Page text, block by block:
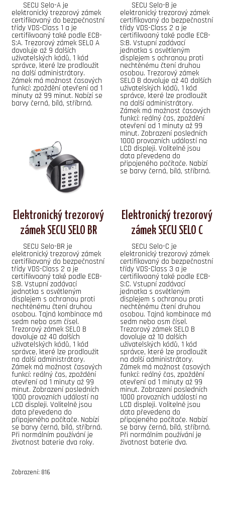
SECU Selo-A je
elektronický trezorový zámek
certifikovaný do bezpečnostní
třídy VDS-Class 1 a je
certifikvoaný také podle ECB-
S:A. Trezorový zámek SELO A
dovoluje až 9 dalších
uživatelských kódů, 1 kód
správce, které lze prodloužit
na další administrátory.
Zámek má možnost časových
funkcí: zpoždění otevření od 1
minuty až 99 minut. Nabízí se
barvy černá, bílá, stříbrná.
SECU Selo-B je
elektronický trezorový zámek
certifikovaný do bezpečnostní
třídy VDS-Class 2 a je
certifikvoaný také podle ECB-
S:B. Vstupní zadávací
jednotka s osvětleným
displejem s ochranou proti
nechtěnému čtení druhou
osobou. Trezorový zámek
SELO B dovoluje až 40 dalších
uživatelských kódů, 1 kód
správce, které lze prodloužit
na další administrátory.
Zámek má možnost časových
funkcí: reálný čas, zpoždění
otevření od 1 minuty až 99
minut. Zobrazení posledních
1000 provozních událostí na
LCD displeji. Volitelně jsou
data převedena do
připojeného počítače. Nabízí
se barvy černá, bílá, stříbrná.
Elektronický trezorový
zámek SECU SELO BR
SECU Selo-BR je
elektronický trezorový zámek
certifikovaný do bezpečnostní
třídy VDS-Class 2 a je
certifikvoaný také podle ECB-
S:B. Vstupní zadávací
jednotka s osvětleným
displejem s ochranou proti
nechtěnému čtení druhou
osobou. Tajná kombinace má
sedm nebo osm čísel.
Trezorový zámek SELO B
dovoluje až 40 dalších
uživatelských kódů, 1 kód
správce, které lze prodloužit
na další administrátory.
Zámek má možnost časových
funkcí: reálný čas, zpoždění
otevření od 1 minuty až 99
minut. Zobrazení posledních
1000 provozních událostí na
LCD displeji. Volitelně jsou
data převedena do
připojeného počítače. Nabízí
se barvy černá, bílá, stříbrná.
Při normálním používání je
životnost baterie dva roky.
Elektronický trezorový
zámek SECU SELO C
SECU Selo-C je
elektronický trezorový zámek
certifikovaný do bezpečnostní
třídy VDS-Class 3 a je
certifikvoaný také podle ECB-
S:C. Vstupní zadávací
jednotka s osvětleným
displejem s ochranou proti
nechtěnému čtení druhou
osobou. Tajná kombinace má
sedm nebo osm čísel.
Trezorový zámek SELO B
dovoluje až 10 dalších
uživatelských kódů, 1 kód
správce, které lze prodloužit
na další administrátory.
Zámek má možnost časových
funkcí: reálný čas, zpoždění
otevření od 1 minuty až 99
minut. Zobrazení posledních
1000 provozních událostí na
LCD displeji. Volitelně jsou
data převedena do
připojeného počítače. Nabízí
se barvy černá, bílá, stříbrná.
Při normálním používání je
životnost baterie dva.
Zobrazení: 816